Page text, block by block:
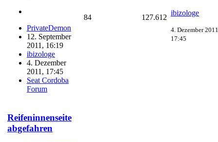
PrivateDemon
12. September
2011, 16:19
ibizologe
4. Dezember
2011, 17:45
Seat Cordoba
Forum
84 127.612
ibizologe
4. Dezember
17:45
Reifeninnenseite
abgefahren